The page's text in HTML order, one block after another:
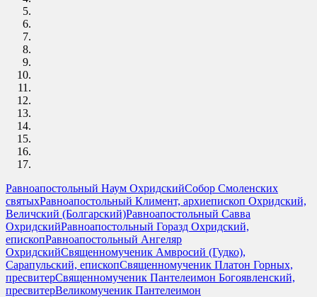
Равноапостольный Наум ОхридскийСобор Смоленских
святыхРавноапостольный Климент, архиепископ Охридский,
Величский (Болгарский)Равноапостольный Савва
ОхридскийРавноапостольный Горазд Охридский,
епископРавноапостольный Ангеляр
ОхридскийСвященномученик Амвросий (Гудко),
Сарапульский, епископСвященномученик Платон Горных,
пресвитерСвященномученик Пантелеимон Богоявленский,
пресвитерВеликомученик Пантелеимон